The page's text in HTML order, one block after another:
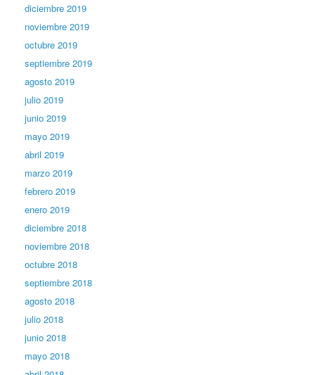
diciembre 2019
noviembre 2019
octubre 2019
septiembre 2019
agosto 2019
julio 2019
junio 2019
mayo 2019
abril 2019
marzo 2019
febrero 2019
enero 2019
diciembre 2018
noviembre 2018
octubre 2018
septiembre 2018
agosto 2018
julio 2018
junio 2018
mayo 2018